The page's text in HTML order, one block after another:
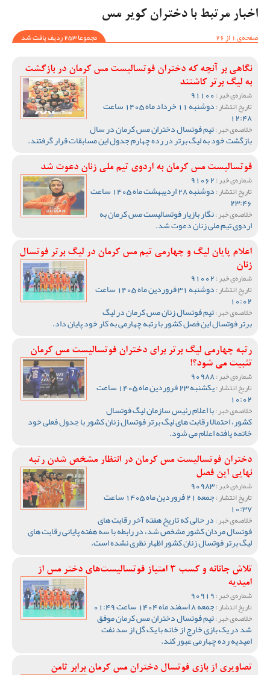
اخبار مرتبط با دختران کویر مس
صفحه‌ی 1 از 26
مجموعا 253 ردیف یافت شد
نگاهی بر آنچه که دختران فوتسالیست مس کرمان در بازگشت
به لیگ برتر کاشتند
شماره‌ی خبر :
تاریخ انتشار : دوشنبه 11 خرداد ماه 1405 ساعت
12:48
خلاصه‌ی خبر :تیم فوتسال دختران مس کرمان در سال
بازگشت خود به لیگ برتر در رده چهارم جدول این مسابقات قرار گرفتند.
فوتسالیست مس کرمان به اردوی تیم ملی زنان دعوت شد
شماره‌ی خبر :
تاریخ انتشار : دوشنبه 28 اردیبهشت ماه 1405 ساعت
23:46
خلاصه‌ی خبر :نگار بازیار فوتسالیست مس کرمان به
اردوی تیم ملی زنان دعوت شد.
اعلام پایان لیگ و چهارمی تیم مس کرمان در لیگ برتر فوتسال
زنان
شماره‌ی خبر :
تاریخ انتشار : دوشنبه 31 فروردین ماه 1405 ساعت
10:02
خلاصه‌ی خبر :تیم فوتسال زنان مس کرمان در لیگ
برتر فوتسال این فصل کشور با رتبه چهارمی به کار خود پایان داد.
رتبه چهارمی لیگ برتر برای دختران فوتسالیست مس کرمان
تثبیت می شود؟!
شماره‌ی خبر :
تاریخ انتشار : یکشنبه 23 فروردین ماه 1405 ساعت
10:02
خلاصه‌ی خبر :با اعلام رئیس سازمان لیگ فوتسال
کشور، احتمالا رقابت های لیگ برتر فوتسال زنان کشور با جدول فعلی خود
خاتمه یافته اعلام می شود.
دختران فوتسالیست مس کرمان در انتظار مشخص شدن رتبه
نهایی این فصل
شماره‌ی خبر :
تاریخ انتشار : جمعه 21 فروردین ماه 1405 ساعت
10:37
خلاصه‌ی خبر :در حالی که تاریخ هفته آخر رقابت های
فوتسال مردان کشور مشخص شد، در رابطه با سه هفته پایانی رقابت های
لیگ برتر فوتسال زنان کشور اظهار نظری نشده است.
تلاش جانانه و کسب 3 امتیاز فوتسالیست‌های دختر مس از
امیدیه
شماره‌ی خبر :
تاریخ انتشار :جمعه 8 اسفند ماه 1404 ساعت 01:49
خلاصه‌ی خبر :تیم فوتسال دختران مس کرمان موفق
شد در یک بازی خارج از خانه با یک گل از سد نفت
امیدیه رده چهارمی عبور کند.
تصاویری از بازی فوتسال دختران مس کرمان برابر ثامن